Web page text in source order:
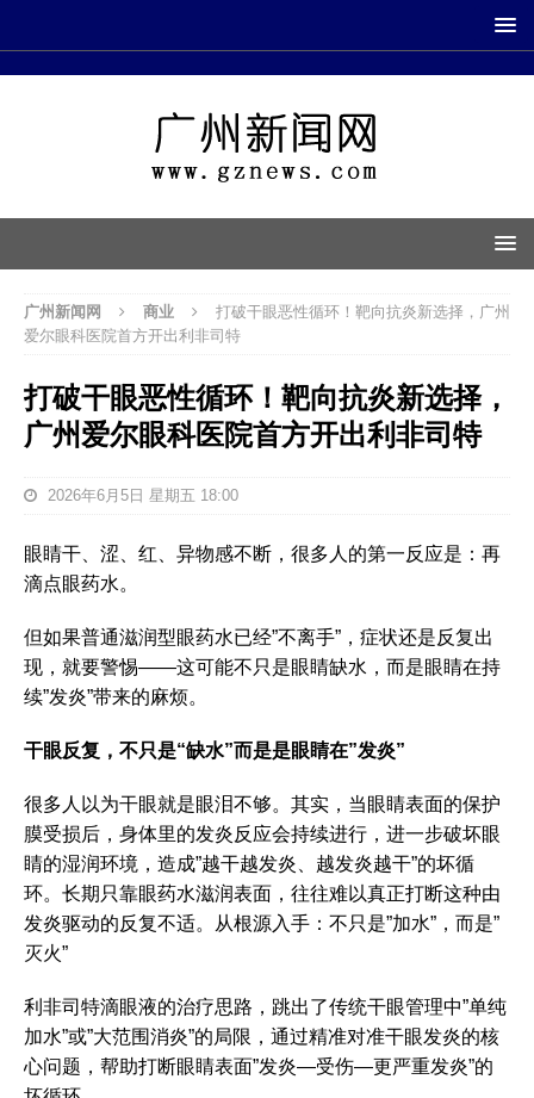
广州新闻网 商业
打破干眼恶性循环！靶向抗炎新选择，广州
爱尔眼科医院首方开出利非司特
打破干眼恶性循环！靶向抗炎新选择，
广州爱尔眼科医院首方开出利非司特
2026年6月5日 星期五 18:00
眼睛干、涩、红、异物感不断，很多人的第一反应是：再
滴点眼药水。
但如果普通滋润型眼药水已经”不离手”，症状还是反复出
现，就要警惕——这可能不只是眼睛缺水，而是眼睛在持
续”发炎”带来的麻烦。
干眼反复，不只是“缺水”而是是眼睛在”发炎”
很多人以为干眼就是眼泪不够。其实，当眼睛表面的保护
膜受损后，身体里的发炎反应会持续进行，进一步破坏眼
睛的湿润环境，造成”越干越发炎、越发炎越干”的坏循
环。长期只靠眼药水滋润表面，往往难以真正打断这种由
发炎驱动的反复不适。从根源入手：不只是”加水”，而是”
灭火”
利非司特滴眼液的治疗思路，跳出了传统干眼管理中”单纯
加水”或”大范围消炎”的局限，通过精准对准干眼发炎的核
心问题，帮助打断眼睛表面”发炎—受伤—更严重发炎”的